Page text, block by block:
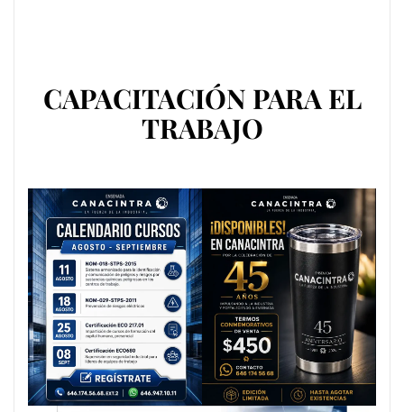
CAPACITACIÓN PARA EL
TRABAJO